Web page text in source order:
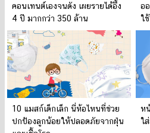
คอนเทนต์เองจนดัง เผยรายได้อึ้ง
4 ปี มากกว่า 350 ล้าน
อ
ใ
10 แมสก์เด็กเล็ก นี่ห้อไหนที่ช่วย
ปกป้องลูกน้อยให้ปลอดภัยจากฝุ่น
ห
ใ